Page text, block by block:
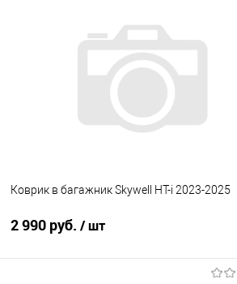
Коврик в багажник Skywell HT-i 2023-2025
2 990 руб. / шт